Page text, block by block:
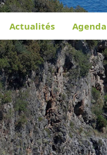
Actualités Agenda